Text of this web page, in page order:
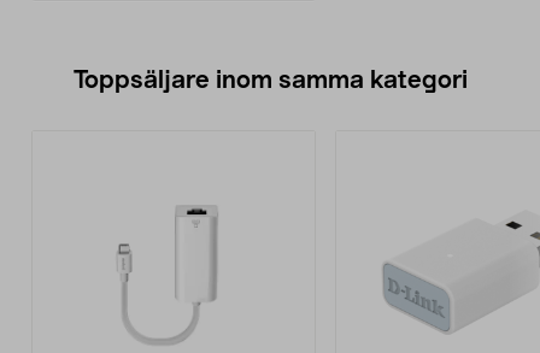
Toppsäljare inom samma kategori